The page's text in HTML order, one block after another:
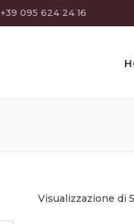
+39 095 624 24 16
Visualizzazione di